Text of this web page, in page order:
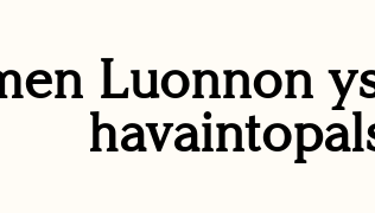
Luonnon